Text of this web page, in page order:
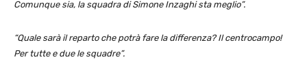
Comunque sia, la squadra di Simone Inzaghi sta meglio”.
“Quale sarà il reparto che potrà fare la differenza? Il centrocampo!
Per tutte e due le squadre”.